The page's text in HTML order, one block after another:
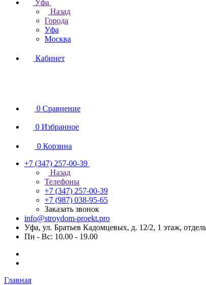
Уфа
Назад
Города
Уфа
Москва
Кабинет
0 Сравнение
0 Избранное
0 Корзина
+7 (347) 257-00-39
Назад
Телефоны
+7 (347) 257-00-39
+7 (987) 038-95-65
Заказать звонок
info@stroydom-proekt.pro
Уфа, ул. Братьев Кадомцевых, д. 12/2, 1 этаж,
Пн - Вс: 10.00 - 19.00
Главная